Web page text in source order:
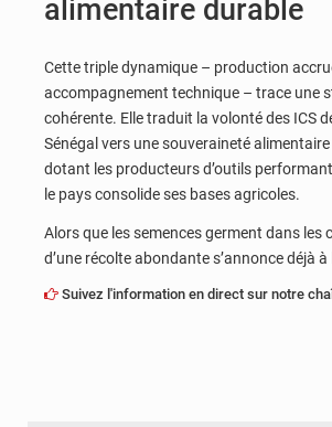
alimentaire durable
Cette triple dynamique – production
accompagnement technique – trace une
cohérente. Elle traduit la volonté des ICS
Sénégal vers une souveraineté
dotant les producteurs d’outils
le pays consolide ses bases agricoles.
Alors que les semences germent dans les
d’une récolte abondante s’annonce déjà à
Suivez l'information en direct sur notre